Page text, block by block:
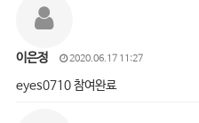
이은정 2020.06.17 11:27
eyes0710 참여완료